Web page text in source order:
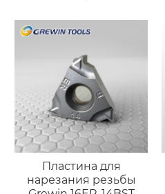
криволинейных
поверхностей
Пластина для
нарезания резьбы